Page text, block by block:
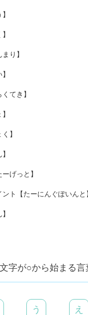
り】
てき】
】
げっと】
ト【たーにんぐぽいんと
字が○から始まる言
う え